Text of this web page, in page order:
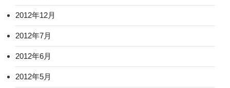
2012年12月
2012年7月
2012年6月
2012年5月